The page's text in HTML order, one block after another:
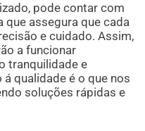
pode contar com
que assegura que cada
e cuidado. Assim,
a funcionar
tranquilidade e
qualidade é o que nos
soluções rápidas e